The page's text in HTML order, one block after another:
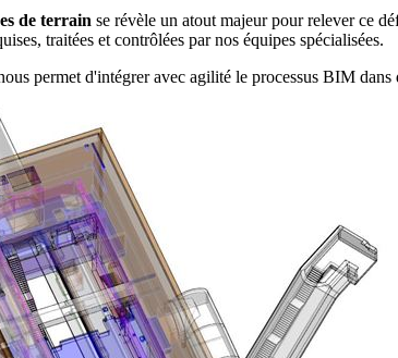
de terrain se révèle un atout majeur pour relever ce
traitées et contrôlées par nos équipes spécialisées.
permet d'intégrer avec agilité le processus BIM dans